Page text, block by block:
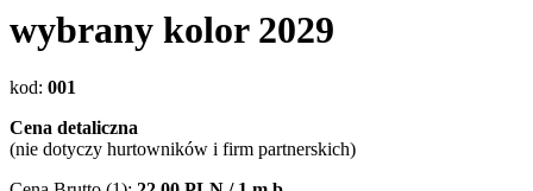
wybrany kolor2029
kod: 001
Cena detaliczna
(nie dotyczy hurtowników i firm partnerskich)